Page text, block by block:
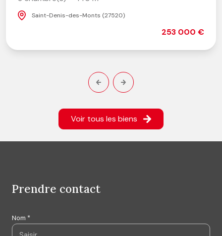
Saint-Denis-des-Monts (27520)
253 000 €
Voir tous les biens
prendre contact
Nom *